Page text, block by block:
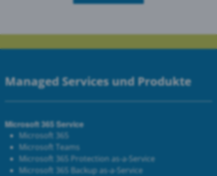
Managed Services und Produkte
Microsoft 365 Service
Microsoft 365
Microsoft Teams
Microsoft 365 Protection as-a-Service
Microsoft 365 Backup as-a-Service